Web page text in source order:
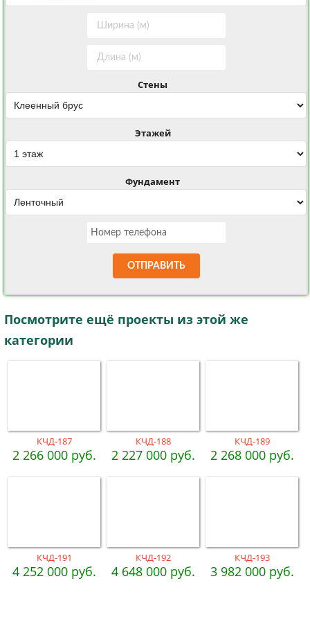
Стены
Этажей
Фундамент
ОТПРАВИТЬ
Посмотрите ещё проекты из этой же
категории
КЧД-187
2 266 000 руб.
КЧД-188
2 227 000 руб.
КЧД-189
2 268 000 руб.
КЧД-191
4 252 000 руб.
КЧД-192
4 648 000 руб.
КЧД-193
3 982 000 руб.